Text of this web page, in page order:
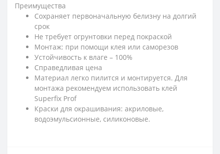
Преимущества
Сохраняет первоначальную белизну на долгий
срок
Не требует огрунтовки перед покраской
Монтаж: при помощи клея или саморезов
Устойчивость к влаге – 100%
Справедливая цена
Материал легко пилится и монтируется. Для
монтажа рекомендуем использовать клей
Superfix Prof
Краски для окрашивания: акриловые,
водоэмульсионные, силиконовые.